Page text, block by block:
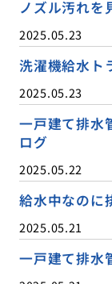
ノズル汚れを
2025.05.23
洗濯機給水ト
2025.05.23
一戸建て排水
ログ
2025.05.22
給水中なのに
2025.05.21
一戸建て排水